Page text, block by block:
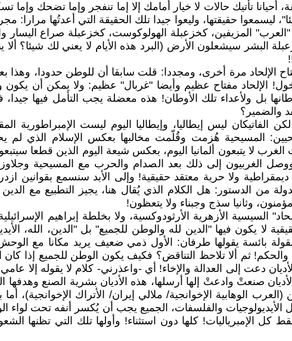
تأتيك حالات لا خيار أمامك إلا إما تنفجر وإما تضحك
حقيقتها، وليعوا جيدا تلك الحقيقة التي أعدتُها مرارا:
المزيفين، كخزعبلة الهولوكوست، كخزعبلة صراع اليسار
البشر سيشعلون الأرض (البرد هذه الأيام لا يعني لك شيئا؟
الإلحاد مرة أخرى، ومجددا: قلت سابقا أن للوطن حدودا، وهذا
الإلحاد مفتاح عظيم وأيضا "غربال" عظيم: ولا يمكن أن
بل ولأعداء تلك الأوطان! هذه معضلة يجب التأمل فيها
والضمير؟
الفاتيكان ليس إيطاليا، وإيطاليا اليوم ليست الإمبراطورية
المسيحية هُزمت وقُلّمت مخالبها بعكس الإسلام الذي
الغرب لا يتبعون ألمانيا اليوم، بعكس شيعة اليوم الذين قطعا
الغربيون إلى ذلك بعد الصدام والحرب مع المسيحية
ولا حرية معتقد حقيقية! وإلى الأبد سنسمع بقوانين
من الدستور: هل الكلام الذي يُقال هنا، يجيز التطبيع مع
وثانيا سذج وجبناء ولا يتعظون!
السيسية الأزهرية الأرثودوكسية، ولا بخلطة إبراهيم الإسرائيلية
لا يكون فيها "الدين لله والوطن للجميع" بل "الدين، الله،
بائسة يقولها طرفان: الأول ذمي ضعيف يريد مكانا مع
ثم ألا تلاحظ التناقض؟ فكيف يكون الوطن للجميع إذا كان
دعت إلى العدالة والإخاء! أي -واعذرني- كلام لا يقوله إلا
صنعتْ وادعتْ إلها أرسلها، هذه الأديان بشرية الصنع
الوهابية الإخوانجية/ ملالي إيران/ الأتراك الإخوانجية)،
والفلسفات، الجميع يجب أن يُكسر أنفه تحت لواء
كل الإمبرياليات! كلها دون استثناء! وأولها تلك التي تظنها